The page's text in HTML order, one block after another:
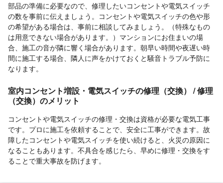
部品の準備に必要なので、修理したいコンセントや電気スイッチ
の数を事前に伝えましょう。コンセントや電気スイッチの色や形
の希望がある場合は、事前に相談してみましょう。（特殊なもの
は用意できない場合があります。）マンションにお住まいの場
合、施工の音が隣に響く場合があります。朝早い時間や夜遅い時
間に施工する場合、隣人に声をかけておくと騒音トラブル予防に
なります。
室内コンセント増設・電気スイッチの修理（交換） / 修理
（交換）のメリット
コンセントや電気スイッチの修理・交換は資格が必要な電気工事
です。プロに施工を依頼することで、安全に工事ができます。故
障したコンセントや電気スイッチを使い続けると、火災の原因に
なることもあります。不具合を感じたら、早めに修理・交換をす
ることで重大事故を防げます。